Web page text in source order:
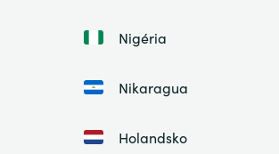
Nigéria
Nikaragua
Holandsko